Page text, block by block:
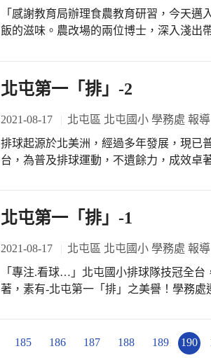
「感謝教育局辦理食農教育研習，今天邁
飯的滋味。農改場的兩位博士，深入淺出
稻‘台中秈198號’為良質食用軟秈品種。
北屯第一「排」-2
2021-08-17 北屯區 北屯國小 學務處 報導
排球起源於北美洲，經過多年發展，現已
台，為普及排球運動，不遺餘力，成效卓
北屯第一「排」-1
2021-08-17 北屯區 北屯國小 學務處 報導
「專注.看球…」北屯國小排球隊技冠全
著，素有-北屯第一「排」之美譽！學務
185 186 187 188 189 190